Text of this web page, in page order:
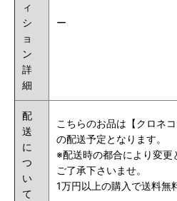
ィ
シ
ョ
ン
詳
細
ー
配
送
に
つ
い
て
こちらのお品は【クロネ
の配送予定となります。
※配送時の都合により変更
ご了承下さいませ。
1万円以上の購入で送料無